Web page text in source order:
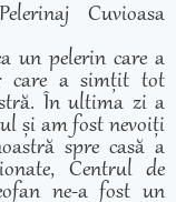
Cuvioasa
un pelerin care a
care a simțit tot
În ultima zi a
și am fost nevoiți
spre casă a
Centrul de
ne-a fost un